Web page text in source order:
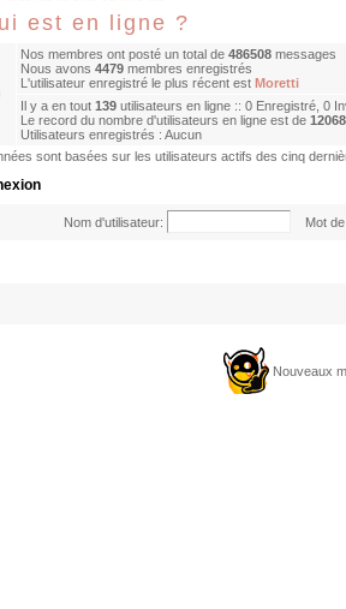
est en ligne ?
Nos membres ont posté un total de 486508 messages
Nous avons 4479 membres enregistrés
L'utilisateur enregistré le plus récent est Moretti
Il y a en tout 139 utilisateurs en ligne :: 0 Enregistré, 0
Le record du nombre d'utilisateurs en ligne est de 12068
Utilisateurs enregistrés : Aucun
sont basées sur les utilisateurs actifs des cinq
Nom d'utilisateur: Mot
Nouveaux